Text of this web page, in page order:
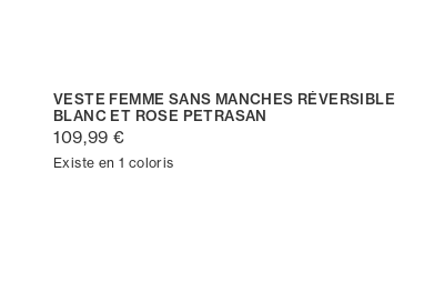
VESTE FEMME SANS MANCHES RÉVERSIBLE
BLANC ET ROSE PETRASAN
109,99 €
Existe en 1 coloris